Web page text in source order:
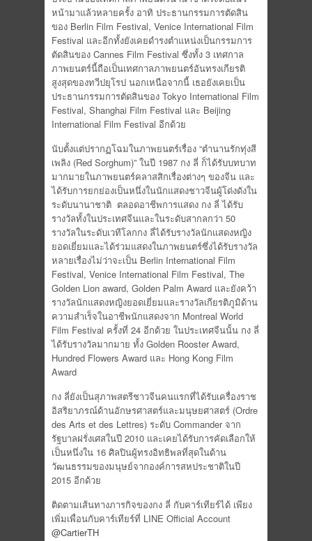
หน้ามาแล้วหลายครั้ง อาทิ ประธานกรรมการตัดสิน
ของ Berlin Film Festival, Venice International Film
Festival และอีกทั้งยังเคยดำรงตำแหน่งเป็นกรรมการ
ตัดสินของ Cannes Film Festival ซึ่งทั้ง 3 เทศกาล
ภาพยนตร์นี้ถือเป็นเทศกาลภาพยนตร์อันทรงเกียรติ
สูงสุดของทวีปยุโรป นอกเหนือจากนี้ เธอยังเคยเป็น
ประธานกรรมการตัดสินของ Tokyo International Film
Festival, Shanghai Film Festival และ Beijing
International Film Festival อีกด้วย
นับตั้งแต่ปรากฏโฉมในภาพยนตร์เรื่อง “ตำนานรักทุ่งสี
เพลิง (Red Sorghum)” ในปี 1987 กง ลี่ ก็ได้รับบทบาท
มากมายในภาพยนตร์คลาสสิกเรื่องต่างๆ ของจีน และ
ได้รับการยกย่องเป็นหนึ่งในนักแสดงชาวจีนผู้โด่งดังใน
ระดับนานาชาติ ตลอดอาชีพการแสดง กง ลี่ ได้รับ
รางวัลทั้งในประเทศจีนและในระดับสากลกว่า 50
รางวัลในระดับเวทีโลกกง ลี่ได้รับรางวัลนักแสดงหญิง
ยอดเยี่ยมและได้ร่วมแสดงในภาพยนตร์ซึ่งได้รับรางวัล
หลายเรื่องไม่ว่าจะเป็น Berlin International Film
Festival, Venice International Film Festival, The
Golden Lion award, Golden Palm Award และยังคว้า
รางวัลนักแสดงหญิงยอดเยี่ยมและรางวัลเกียรติภูมิด้าน
ความสำเร็จในอาชีพนักแสดงจาก Montreal World
Film Festival ครั้งที่ 24 อีกด้วย ในประเทศจีนนั้น กง ลี่
ได้รับรางวัลมากมาย ทั้ง Golden Rooster Award,
Hundred Flowers Award และ Hong Kong Film
Award
กง ลี่ยังเป็นสุภาพสตรีชาวจีนคนแรกที่ได้รับเครื่องราช
อิสริยาภรณ์ด้านอักษรศาสตร์และมนุษยศาสตร์ (Ordre
des Arts et des Lettres) ระดับ Commander จาก
รัฐบาลฝรั่งเศสในปี 2010 และเคยได้รับการคัดเลือกให้
เป็นหนึ่งใน 16 ศิลปินผู้ทรงอิทธิพลที่สุดในด้าน
วัฒนธรรมของมนุษย์จากองค์การสหประชาติในปี
2015 อีกด้วย
ติดตามเส้นทางภารกิจของกง ลี่ กับคาร์เทียร์ได้ เพียง
เพิ่มเพื่อนกับคาร์เทียร์ที่ LINE Official Account
@CartierTH